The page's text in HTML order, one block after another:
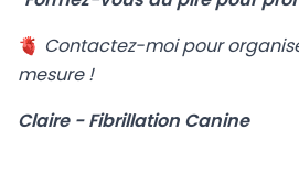
🫀 Contactez-moi pour
mesure !
Claire - Fibrillation Canine